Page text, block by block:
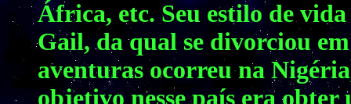
África, etc. Seu estilo de
Gail, da qual se divorciou
aventuras ocorreu na
objetivo nesse país era